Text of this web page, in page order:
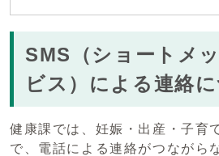
SMS（ショートメ
ビス）による連絡
健康課では、妊娠・出産・子育
で、電話による連絡がつながら